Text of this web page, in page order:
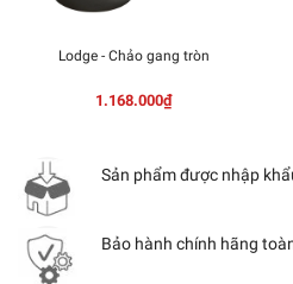
Lodge - Chảo gang tròn
1.168.000₫
Sản phẩm được nhập
Bảo hành chính hãng